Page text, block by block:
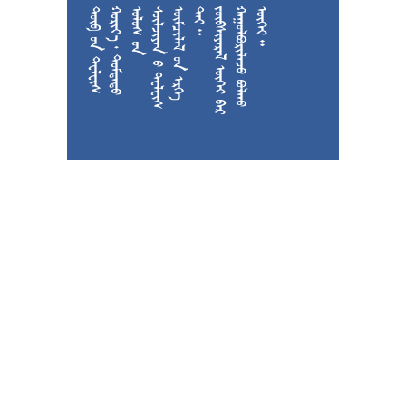

































































  






































 